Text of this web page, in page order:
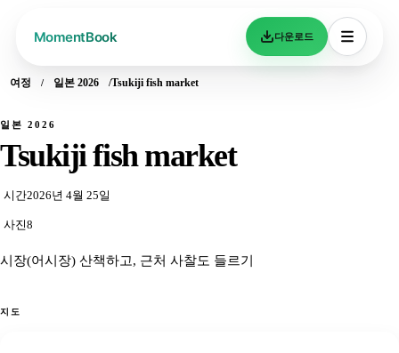
다운로드
여정 일본 2026 Tsukiji fish market
일본 2026
Tsukiji fish market
시간2026년 4월 25일
사진8
시장(어시장) 산책하고, 근처 사찰도 들르기
지도